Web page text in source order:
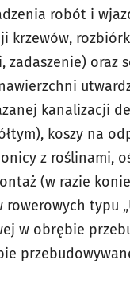
robót i
oraz
kanalizacji
koszy na
z roślinami,
(w razie
typu
w obrębie